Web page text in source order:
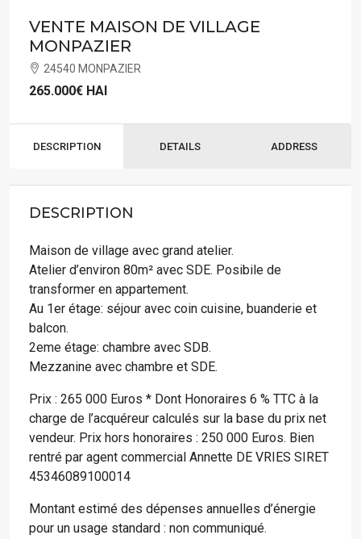
VENTE MAISON DE VILLAGE
MONPAZIER
24540 MONPAZIER
265.000€ HAI
DESCRIPTION DETAILS ADDRESS
DESCRIPTION
Maison de village avec grand atelier.
Atelier d’environ 80m² avec SDE. Posibile de
transformer en appartement.
Au 1er étage: séjour avec coin cuisine, buanderie et
balcon.
2eme étage: chambre avec SDB.
Mezzanine avec chambre et SDE.
Prix : 265 000 Euros * Dont Honoraires 6 % TTC à la
charge de l’acquéreur calculés sur la base du prix net
vendeur. Prix hors honoraires : 250 000 Euros. Bien
rentré par agent commercial Annette DE VRIES SIRET
45346089100014
Montant estimé des dépenses annuelles d’énergie
pour un usage standard : non communiqué.